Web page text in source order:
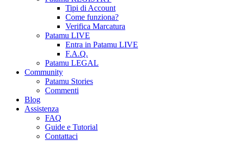
Tipi di Account
Come funziona?
Verifica Marcatura
Patamu LIVE
Entra in Patamu LIVE
F.A.Q.
Patamu LEGAL
Community
Patamu Stories
Commenti
Blog
Assistenza
FAQ
Guide e Tutorial
Contattaci